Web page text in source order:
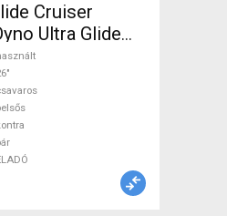
Cruiser
Ultra Glide
Alkatrész,
/ Gumi 26"
ELADÓ